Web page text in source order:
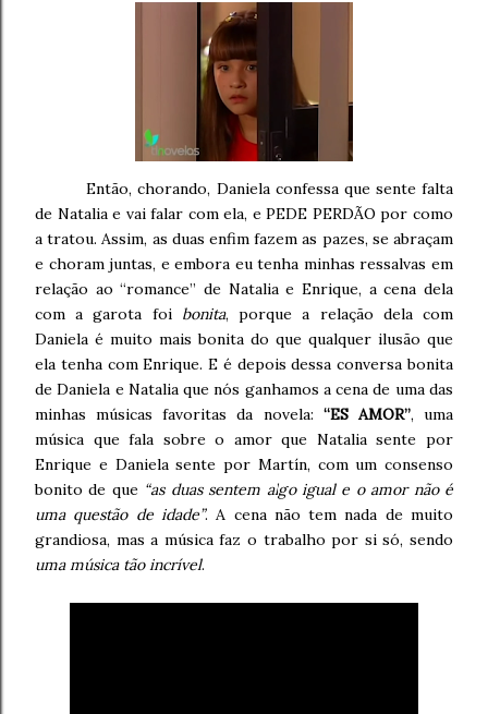
Então, chorando, Daniela confessa que sente falta
de Natalia e vai falar com ela, e PEDE PERDÃO por como
a tratou. Assim, as duas enfim fazem as pazes, se abraçam
e choram juntas, e embora eu tenha minhas ressalvas em
relação ao “romance” de Natalia e Enrique, a cena dela
com a garota foi bonita, porque a relação dela com
Daniela é muito mais bonita do que qualquer ilusão que
ela tenha com Enrique. E é depois dessa conversa bonita
de Daniela e Natalia que nós ganhamos a cena de uma das
minhas músicas favoritas da novela: “ES AMOR”, uma
música que fala sobre o amor que Natalia sente por
Enrique e Daniela sente por Martín, com um consenso
bonito de que “as duas sentem algo igual e o amor não é
uma questão de idade”. A cena não tem nada de muito
grandiosa, mas a música faz o trabalho por si só, sendo
uma música tão incrível.